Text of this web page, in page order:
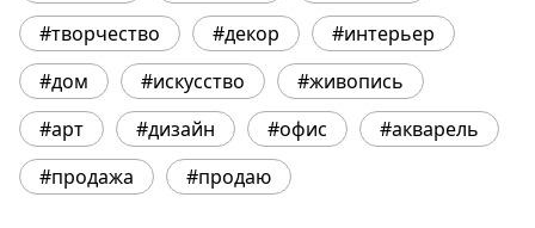
#творчество
#декор
#интерьер
#дом
#искусство
#живопись
#арт
#дизайн #офис
#акварель
#продажа
#продаю